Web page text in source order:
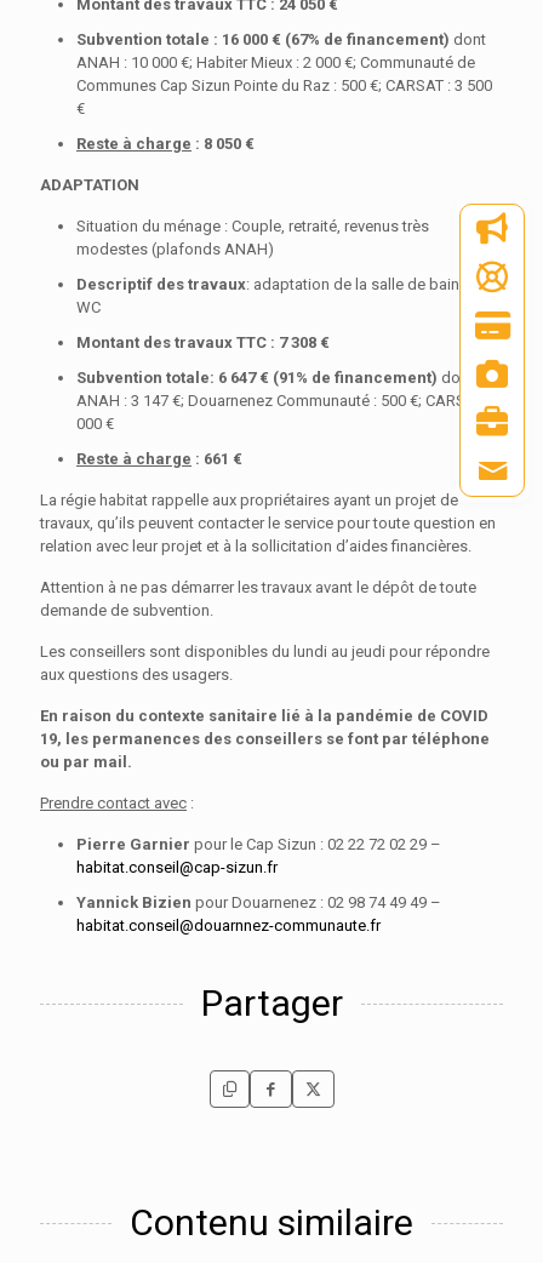
Montant des travaux TTC : 24 050 €
Subvention totale : 16 000 € (67% de financement) dont
ANAH : 10 000 €; Habiter Mieux : 2 000 €; Communauté de
Communes Cap Sizun Pointe du Raz : 500 €; CARSAT : 3 500
€
Reste à charge : 8 050 €
ADAPTATION
Situation du ménage : Couple, retraité, revenus très
modestes (plafonds ANAH)
Descriptif des travaux: adaptation de la salle de bain et
WC
Montant des travaux TTC : 7 308 €
Subvention totale: 6 647 € (91 % de financement) dont
ANAH : 3 147 €; Douarnenez Communauté : 500 €; CARSAT : 3
000 €
Reste à charge : 661 €
La régie habitat rappelle aux propriétaires ayant un projet de
travaux, qu’ils peuvent contacter le service pour toute question en
relation avec leur projet et à la sollicitation d’aides financières.
Attention à ne pas démarrer les travaux avant le dépôt de toute
demande de subvention.
Les conseillers sont disponibles du lundi au jeudi pour répondre
aux questions des usagers.
En raison du contexte sanitaire lié à la pandémie de COVID
19, les permanences des conseillers se font par téléphone
ou par mail.
Prendre contact avec :
Pierre Garnier pour le Cap Sizun : 02 22 72 02 29 –
habitat.conseil@cap-sizun.fr
Yannick Bizien pour Douarnenez : 02 98 74 49 49 –
habitat.conseil@douarnnez-communaute.fr
Partager
Contenu similaire